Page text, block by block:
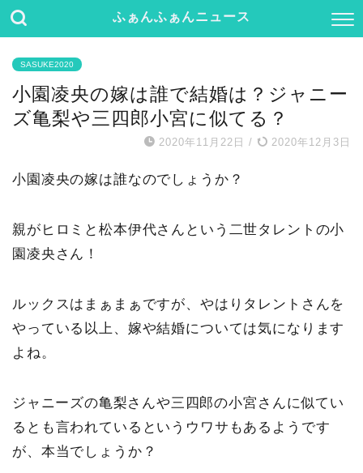
ふぁんふぁんニュース
SASUKE2020
小園凌央の嫁は誰で結婚は？ジャニー
ズ亀梨や三四郎小宮に似てる？
2020年11月22日 / 2020年12月3日
小園凌央の嫁は誰なのでしょうか？
親がヒロミと松本伊代さんという二世タレントの小
園凌央さん！
ルックスはまぁまぁですが、やはりタレントさんを
やっている以上、嫁や結婚については気になります
よね。
ジャニーズの亀梨さんや三四郎の小宮さんに似てい
るとも言われているというウワサもあるようです
が、本当でしょうか？